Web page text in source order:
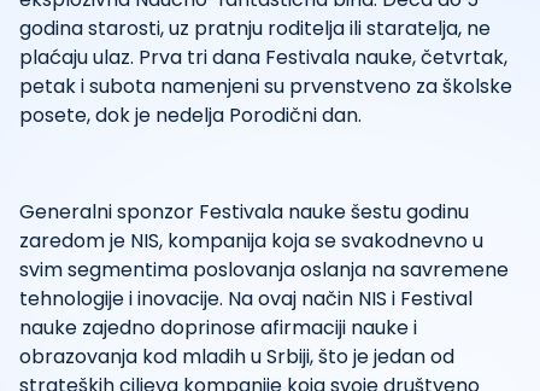
godina starosti, uz pratnju roditelja ili staratelja, ne
plaćaju ulaz. Prva tri dana Festivala nauke, četvrtak,
petak i subota namenjeni su prvenstveno za školske
posete, dok je nedelja Porodični dan.
Generalni sponzor Festivala nauke šestu godinu
zaredom je NIS, kompanija koja se svakodnevno u
svim segmentima poslovanja oslanja na savremene
tehnologije i inovacije. Na ovaj način NIS i Festival
nauke zajedno doprinose afirmaciji nauke i
obrazovanja kod mladih u Srbiji, što je jedan od
strateških ciljeva kompanije koja svoje društveno